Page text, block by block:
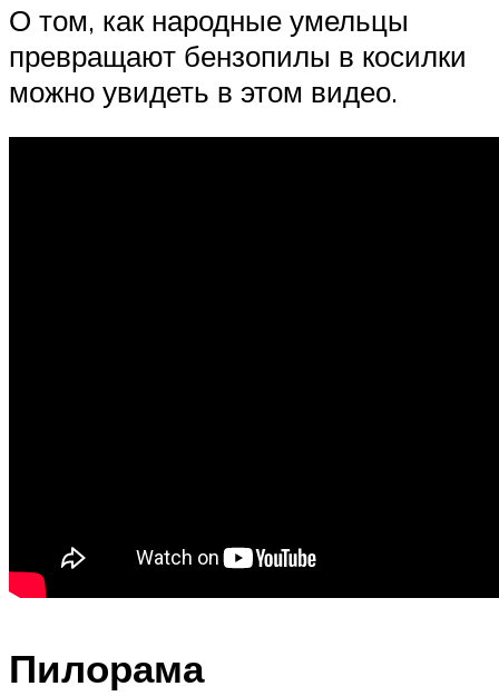
О том, как народные умельцы
превращают бензопилы в косилки
можно увидеть в этом видео.
Пилорама